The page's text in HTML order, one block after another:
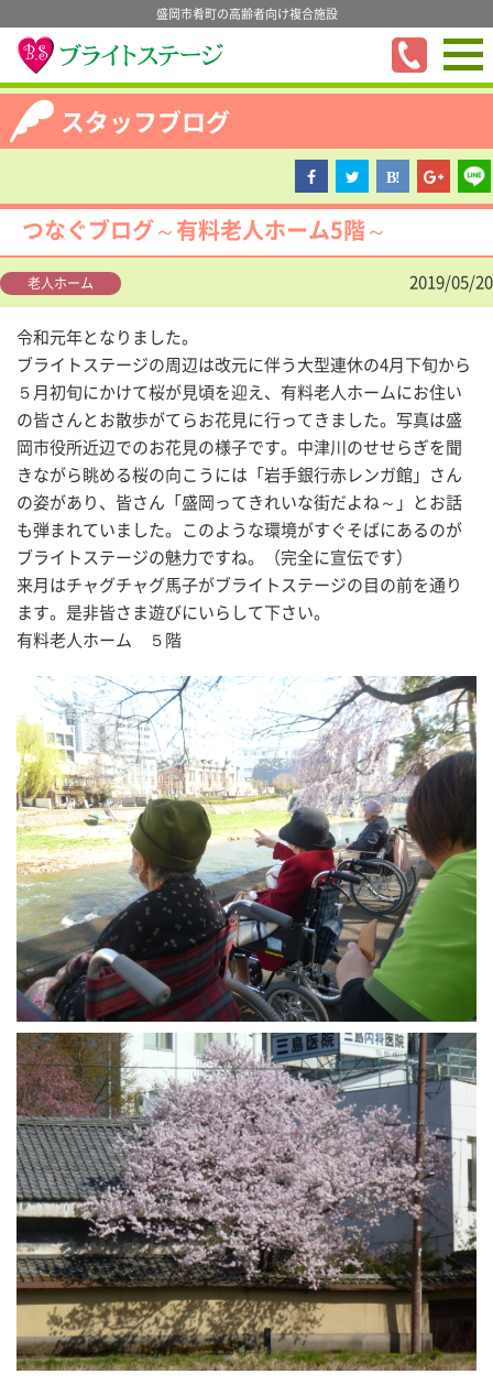
盛岡市肴町の高齢者向け複合施設
スタッフブログ
つなぐブログ～有料老人ホーム5階～
老人ホーム 2019/05/20
令和元年となりました。
ブライトステージの周辺は改元に伴う大型連休の4月下旬から
５月初旬にかけて桜が見頃を迎え、有料老人ホームにお住い
の皆さんとお散歩がてらお花見に行ってきました。写真は盛
岡市役所近辺でのお花見の様子です。中津川のせせらぎを聞
きながら眺める桜の向こうには「岩手銀行赤レンガ館」さん
の姿があり、皆さん「盛岡ってきれいな街だよね～」とお話
も弾まれていました。このような環境がすぐそばにあるのが
ブライトステージの魅力ですね。（完全に宣伝です）
来月はチャグチャグ馬子がブライトステージの目の前を通り
ます。是非皆さま遊びにいらして下さい。
有料老人ホーム ５階